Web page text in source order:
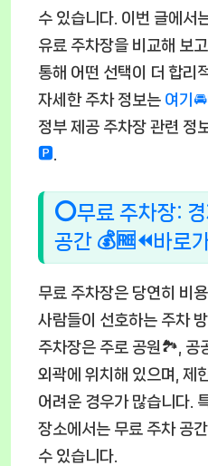
수 있습니다. 이번 글에서
유료 주차장을 비교해 보
통해 어떤 선택이 더 합리
자세한 주차 정보는 여기🚘
정부 제공 주차장 관련 정
🅿️
⭕무료 주차장:
공간 💰🆓⏪바로
무료 주차장은 당연히 비
사람들이 선호하는 주차
주차장은 주로 공원🏞️, 공
외곽에 위치해 있으며, 제
어려운 경우가 많습니다.
장소에서는 무료 주차 공
수 있습니다.